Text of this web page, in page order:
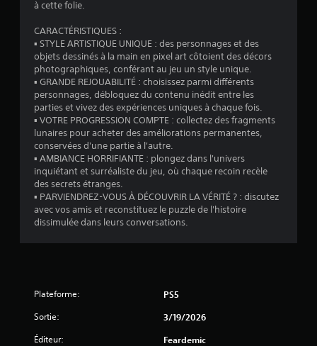
a
i
o
n
s
à cette folie.
CARACTÉRISTIQUES :
▪ STYLE ARTISTIQUE UNIQUE : des personnages et des
objets dessinés à la main en pixel art côtoient des décors
photographiques, conférant au jeu un style unique.
▪ GRANDE REJOUABILITÉ : choisissez parmi différents
personnages, débloquez du contenu inédit entre les
parties et vivez des expériences uniques à chaque fois.
▪ VOTRE PROGRESSION COMPTE : collectez des fragments
lunaires pour acheter des améliorations permanentes,
conservées d'une partie à l'autre.
▪ AMBIANCE HORRIFIANTE : plongez dans l'univers
inquiétant et surréaliste du jeu, où chaque recoin recèle
des secrets étranges.
▪ PARVIENDREZ-VOUS À DÉCOUVRIR LA VÉRITÉ ? : discutez
avec vos amis et reconstituez le puzzle de l'histoire
dissimulée dans leurs conversations.
Plateforme: PS5
Sortie: 3/19/2026
Éditeur: Feardemic